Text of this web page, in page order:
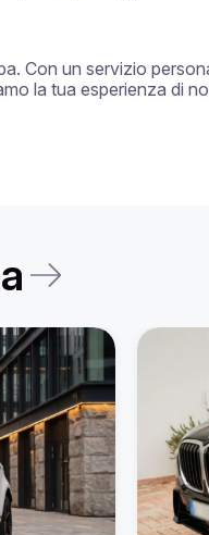
Con un servizio
la tua esperienza di